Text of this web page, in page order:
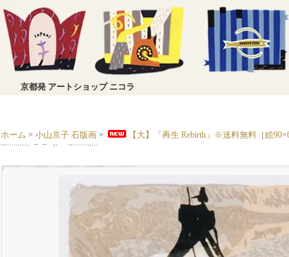
京都発 アートショップ ニコラ
ホーム > 小山京子 石版画 > 【大】「再生 Rebirth」※送料無料［絵